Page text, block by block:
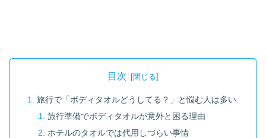
目次
旅行で「ボディタオルどうしてる？」と悩む人は多い
旅行準備でボディタオルが意外と困る理由
ホテルのタオルでは代用しづらい事情